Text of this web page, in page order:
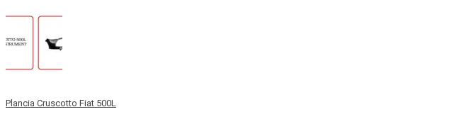
Plancia Cruscotto Fiat 500L